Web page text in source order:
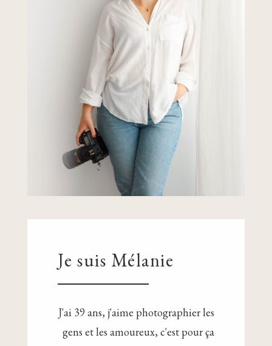
Je suis Mélanie
J'ai 39 ans, j'aime photographier les
gens et les amoureux, c'est pour ça